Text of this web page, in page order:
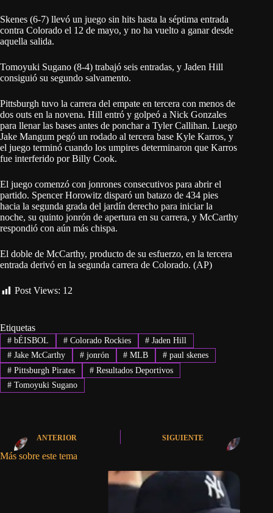
Skenes (6-7) llevó un juego sin hits hasta la séptima entrada
contra Colorado el 12 de mayo, y no ha vuelto a ganar desde
aquella salida.
Tomoyuki Sugano (8-4) trabajó seis entradas, y Jaden Hill
consiguió su segundo salvamento.
Pittsburgh tuvo la carrera del empate en tercera con menos de
dos outs en la novena. Hill entró y golpeó a Nick Gonzales
para llenar las bases antes de ponchar a Tyler Callihan. Luego
Jake Mangum pegó un rodado al tercera base Kyle Karros, y
el juego terminó cuando los umpires determinaron que Karros
fue interferido por Billy Cook.
El juego comenzó con jonrones consecutivos para abrir el
partido. Spencer Horowitz disparó un batazo de 434 pies
hacia la segunda grada del jardín derecho para iniciar la
noche, su quinto jonrón de apertura en su carrera, y McCarthy
respondió con aún más chispa.
El doble de McCarthy, producto de su esfuerzo, en la tercera
entrada derivó en la segunda carrera de Colorado. (AP)
Post Views: 12
Etiquetas
#bÉISBOL #Colorado Rockies # Jaden Hill
#Jake McCarthy #jonrón # MLB # paul skenes
#Pittsburgh Pirates #Resultados Deportivos
#Tomoyuki Sugano
ANTERIOR SIGUIENTE
Más sobre este tema